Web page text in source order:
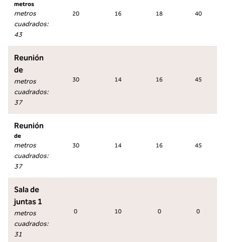
metros
metros
cuadrados:
43
20 16 18 40
Reunión
de
metros
cuadrados:
37
30 14 16 45
Reunión
de
metros
cuadrados:
37
30 14 16 45
Sala de
juntas 1
metros
cuadrados:
31
0 10 0 0